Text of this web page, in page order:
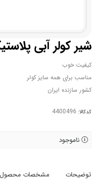
شیر کولر آبی
کیفیت خوب
مناسب برای همه سایز کولر
کشور سازنده ایران
کدکالا:
ناموجود
توضیحات مشخصات محصول